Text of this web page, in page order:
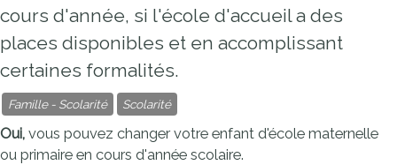
cours d'année, si l'école d'accueil a des
places disponibles et en accomplissant
certaines formalités.
Famille - Scolarité Scolarité
Oui, vous pouvez changer votre enfant d'école maternelle
ou primaire en cours d'année scolaire.